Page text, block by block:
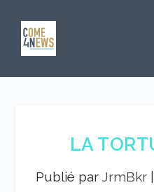
LA
Publié par JrmBkr